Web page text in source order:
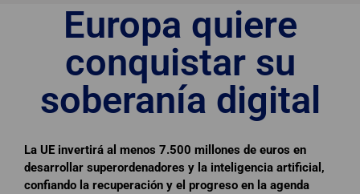
Europa quiere
conquistar su
soberanía digital
La UE invertirá al menos 7.500 millones de euros en
desarrollar superordenadores y la inteligencia artificial,
confiando la recuperación y el progreso en la agenda